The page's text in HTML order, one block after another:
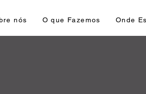
nós O que Fazemos Onde